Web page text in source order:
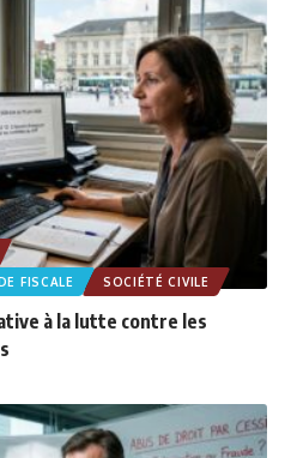
FISCALE
SOCIÉTÉ CIVILE
à la lutte contre les